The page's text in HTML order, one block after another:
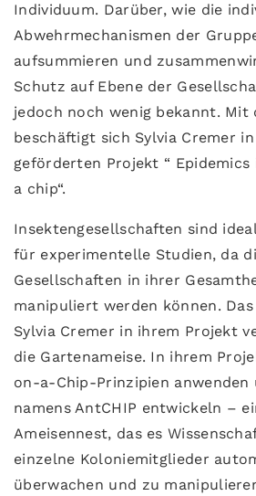
Individuum. Darüber, wie die
Abwehrmechanismen der
aufsummieren und
Schutz auf Ebene der
jedoch noch wenig bekannt. Mit
beschäftigt sich Sylvia Cremer
geförderten Projekt “
a chip“.
Insektengesellschaften sind
für experimentelle Studien, da
Gesellschaften in ihrer
manipuliert werden können.
Sylvia Cremer in ihrem Projekt
die Gartenameise. In ihrem
on-a-Chip-Prinzipien anwenden
namens AntCHIP entwickeln –
Ameisennest, das es
einzelne Koloniemitglieder
überwachen und zu